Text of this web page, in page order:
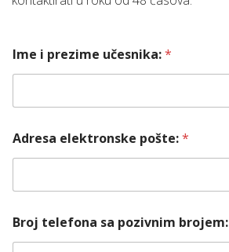
5
p
z
v
n
i
*
Ime i prezime učesnika:*
Adresa elektronske pošte:*
Broj telefona sa pozivnim brojem: